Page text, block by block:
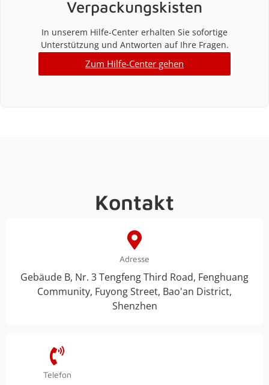
Verpackungskisten
In unserem Hilfe-Center erhalten Sie sofortige
Unterstützung und Antworten auf Ihre Fragen.
Zum Hilfe-Center gehen
Kontakt
Adresse
Gebäude B, Nr. 3 Tengfeng Third Road, Fenghuang
Community, Fuyong Street, Bao'an District,
Shenzhen
Telefon